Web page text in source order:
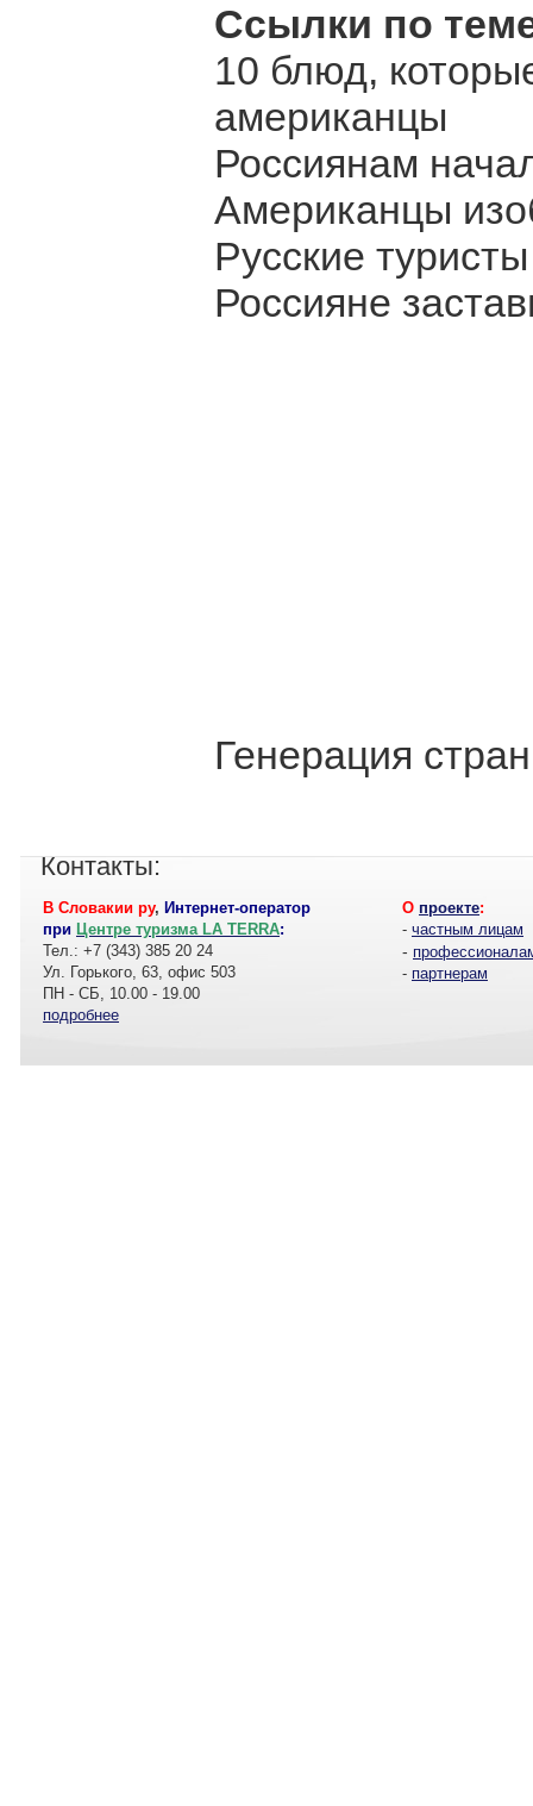
Ссылки по
10 блюд,
американцы
Россиянам
Американцы
Русские
Россияне
Генерация
Контакты:
В Словакии ру, Интернет-оператор
при Центре туризма LA TERRA:
Тел.: +7 (343) 385 20 24
Ул. Горького, 63, офис 503
ПН - СБ, 10.00 - 19.00
подробнее
О проекте:
- частным лицам
-
- партнерам